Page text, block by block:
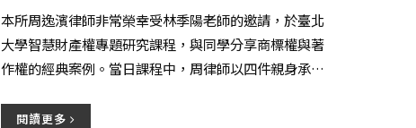
本所周逸濱律師非常榮幸受林季陽老師的邀請，於臺北
大學智慧財產權專題研究課程，與同學分享商標權與著
作權的經典案例。當日課程中，周律師以四件親身承辦
段。
閱讀更多